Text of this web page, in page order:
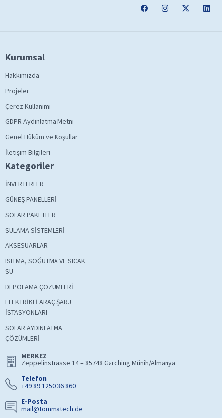
Kurumsal
Hakkımızda
Projeler
Çerez Kullanımı
GDPR Aydınlatma Metni
Genel Hüküm ve Koşullar
İletişim Bilgileri
Kategoriler
İNVERTERLER
GÜNEŞ PANELLERİ
SOLAR PAKETLER
SULAMA SİSTEMLERİ
AKSESUARLAR
ISITMA, SOĞUTMA VE SICAK
SU
DEPOLAMA ÇÖZÜMLERİ
ELEKTRİKLİ ARAÇ ŞARJ
İSTASYONLARI
SOLAR AYDINLATMA
ÇÖZÜMLERİ
MERKEZ
Zeppelinstrasse 14 – 85748 Garching Münih/Almanya
Telefon
+49 89 1250 36 860
E-Posta
mail@tommatech.de